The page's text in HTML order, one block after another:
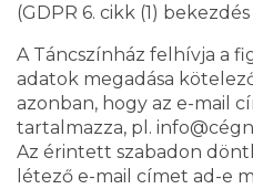
(GDPR 6. cikk (1)
A Táncszínház felhívja a
adatok megadása
azonban, hogy az e-mail
tartalmazza, pl.
Az érintett szabadon
létező e-mail címet ad-e